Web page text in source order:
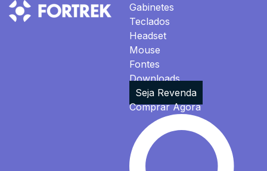
Gabinetes
Teclados
Headset
Mouse
Fontes
Downloads
Seja Revenda
Comprar Agora